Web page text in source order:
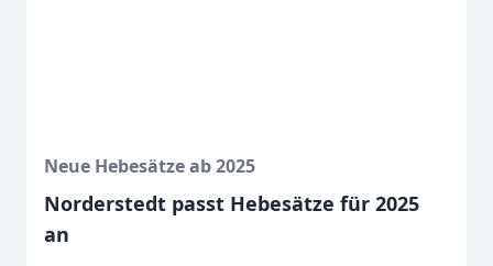
Neue Hebesätze ab 2025
Norderstedt passt Hebesätze für 2025
an